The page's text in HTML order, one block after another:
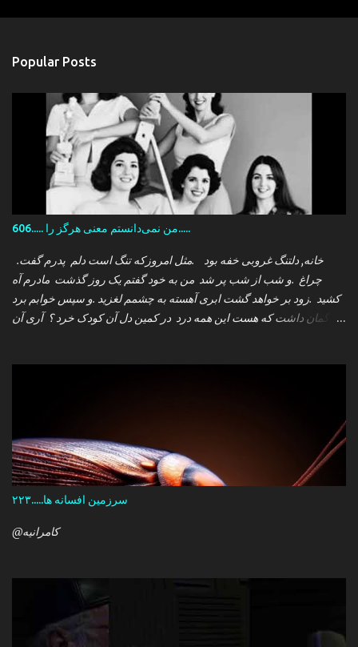
Popular Posts
606..... من نمی‌دانستم معنی هرگز را.....
.خانه, دلتنگ غروبی خفه بود .مثل امروزکه تنگ است دلم پدرم گفت
چراغ .و شب از شب پر شد من به خود گفتم یک روز گذشت مادرم آه
کشید .زود بر خواهد گشت ابری آهسته به چشمم لغزید .و سپس خوابم برد
که گمان داشت که هست این همه درد در کمین دل آن کودک خرد ؟ آری آن
سرزمین افسانه ها.....۲۲۳
@کامرانیه